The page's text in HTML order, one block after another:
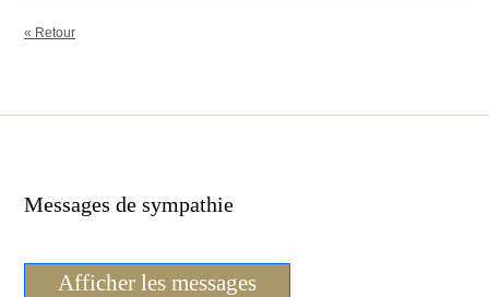
« Retour
Messages de sympathie
Afficher les messages